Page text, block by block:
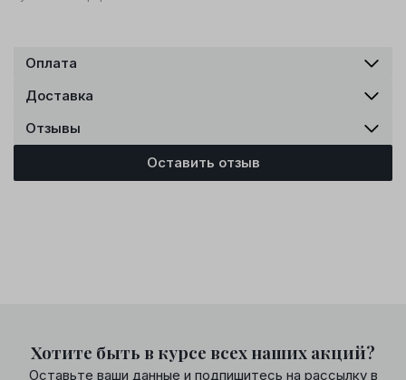
Оплата
Доставка
Отзывы
Оставить отзыв
Хотите быть в курсе всех наших акций?
Оставьте ваши данные и подпишитесь на рассылку в